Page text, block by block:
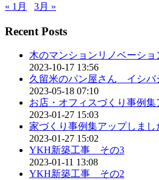
« 1月
3月 »
Recent Posts
木のマンションリノベーショ
2023-10-17 13:56
久留米のパン屋さん イシバ
2023-05-18 07:10
お店・オフィスづくり事例集
2023-01-27 15:03
家づくり事例集アップしまし
2023-01-27 15:02
YKH新築工事 その3
2023-01-11 13:08
YKH新築工事 その2